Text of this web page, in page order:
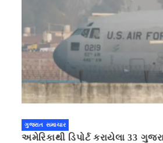
ગુજરાત સમાચાર
અમેરિકાથી ડિપોર્ટ કરાયેલા 33